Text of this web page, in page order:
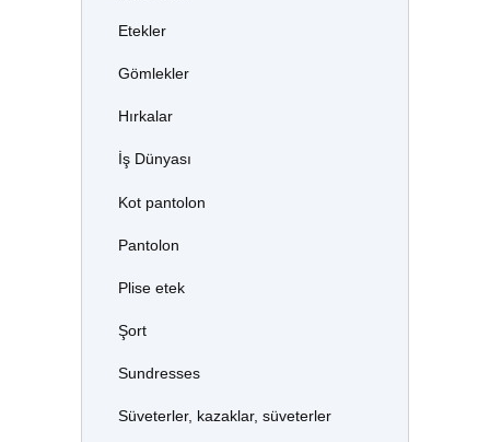
Etekler
Gömlekler
Hırkalar
İş Dünyası
Kot pantolon
Pantolon
Plise etek
Şort
Sundresses
Süveterler, kazaklar, süveterler